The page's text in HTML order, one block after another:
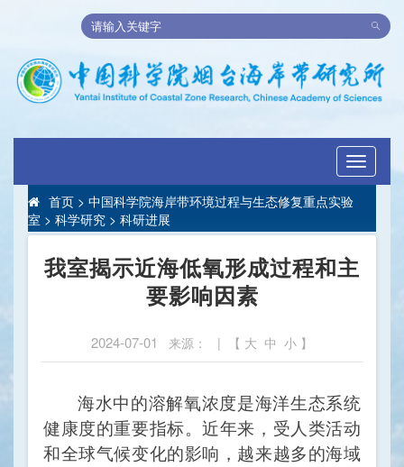
Toggle
首页 > 中国科学院海岸带环境过程与生态修复重点实验
室 > 科学研究 > 科研进展
我室揭示近海低氧形成过程和主
要影响因素
2024-07-01 来源： | 【 大 中 小 】
海水中的溶解氧浓度是海洋生态系统
健康度的重要指标。近年来，受人类活动
和全球气候变化的影响，越来越多的海域